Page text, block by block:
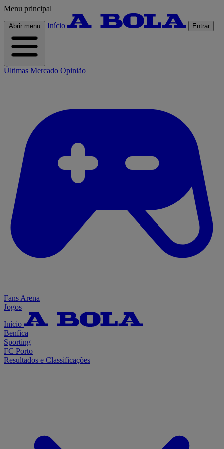
Menu principal
Abrir menu Início Entrar
Últimas Mercado Opinião
Fans Arena
Jogos
Início
Benfica
Sporting
FC Porto
Resultados e Classificações